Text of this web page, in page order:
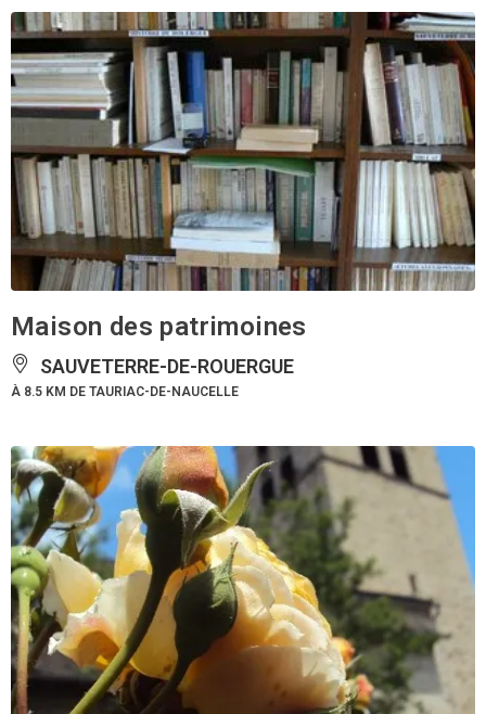
Maison des patrimoines
SAUVETERRE-DE-ROUERGUE
À 8.5 KM DE TAURIAC-DE-NAUCELLE